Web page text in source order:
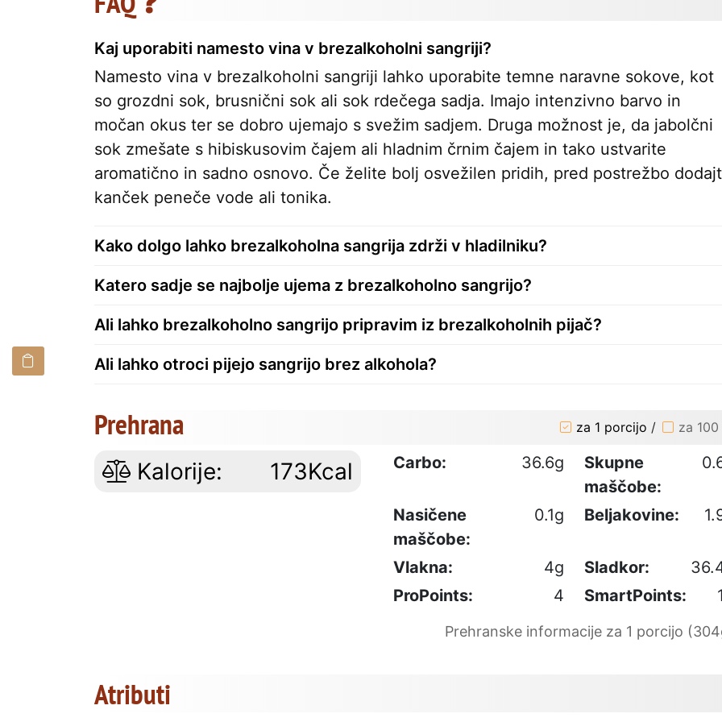
Kaj uporabiti namesto vina v brezalkoholni sangriji?
Namesto vina v brezalkoholni sangriji lahko uporabite temne naravne sokove, kot
so grozdni sok, brusnični sok ali sok rdečega sadja. Imajo intenzivno barvo in
močan okus ter se dobro ujemajo s svežim sadjem. Druga možnost je, da jabolčni
sok zmešate s hibiskusovim čajem ali hladnim črnim čajem in tako ustvarite
aromatično in sadno osnovo. Če želite bolj osvežilen pridih, pred postrežbo
kanček peneče vode ali tonika.
Kako dolgo lahko brezalkoholna sangrija zdrži v hladilniku?
Katero sadje se najbolje ujema z brezalkoholno sangrijo?
Ali lahko brezalkoholno sangrijo pripravim iz brezalkoholnih pijač?
Ali lahko otroci pijejo sangrijo brez alkohola?
Prehrana za 1 porcijo / za
Kalorije: 173Kcal Carbo: 36.6g
Skupne
maščobe:
Nasičene
maščobe:
0.1g Beljakovine:
Vlakna: 4g Sladkor:
ProPoints:
4 SmartPoints:
Prehranske informacije za 1 porcijo
Atributi